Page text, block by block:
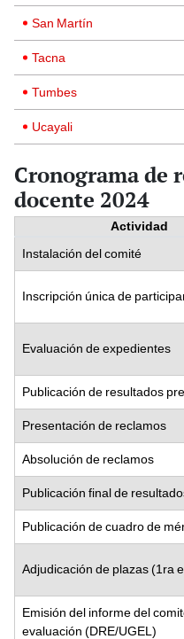
San Martín
Tacna
Tumbes
Ucayali
Cronograma de
docente 2024
Actividad
Instalación del comité
Inscripción única de
Evaluación de expedientes
Publicación de resultados
Presentación de reclamos
Absolución de reclamos
Publicación final de
Publicación de cuadro de
Adjudicación de plazas (1ra
Emisión del informe del
evaluación (DRE/UGEL)